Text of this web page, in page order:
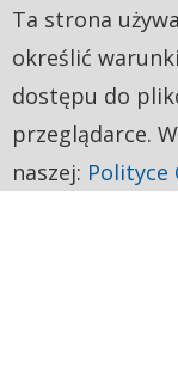
Ta strona
określić
dostępu do
przeglądarce.
naszej: Polityce